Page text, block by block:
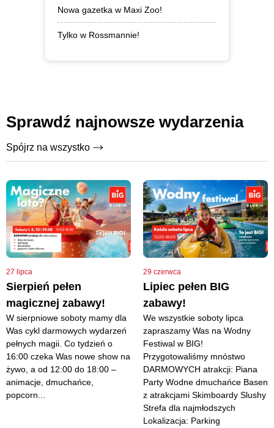
Nowa gazetka w Maxi Zoo!
Tylko w Rossmannie!
Sprawdź najnowsze wydarzenia
Spójrz na wszystko
27 lipca
Sierpień pełen
magicznej zabawy!
W sierpniowe soboty mamy dla
Was cykl darmowych wydarzeń
pełnych magii. Co tydzień o
16:00 czeka Was nowe show na
żywo, a od 12:00 do 18:00 –
animacje, dmuchańce,
popcorn...
29 czerwca
Lipiec pełen BIG
zabawy!
We wszystkie soboty lipca
zapraszamy Was na Wodny
Festiwal w BIG!
Przygotowaliśmy mnóstwo
DARMOWYCH atrakcji: Piana
Party Wodne dmuchańce Basen
z atrakcjami Skimboardy Slushy
Strefa dla najmłodszych
Lokalizacja: Parking